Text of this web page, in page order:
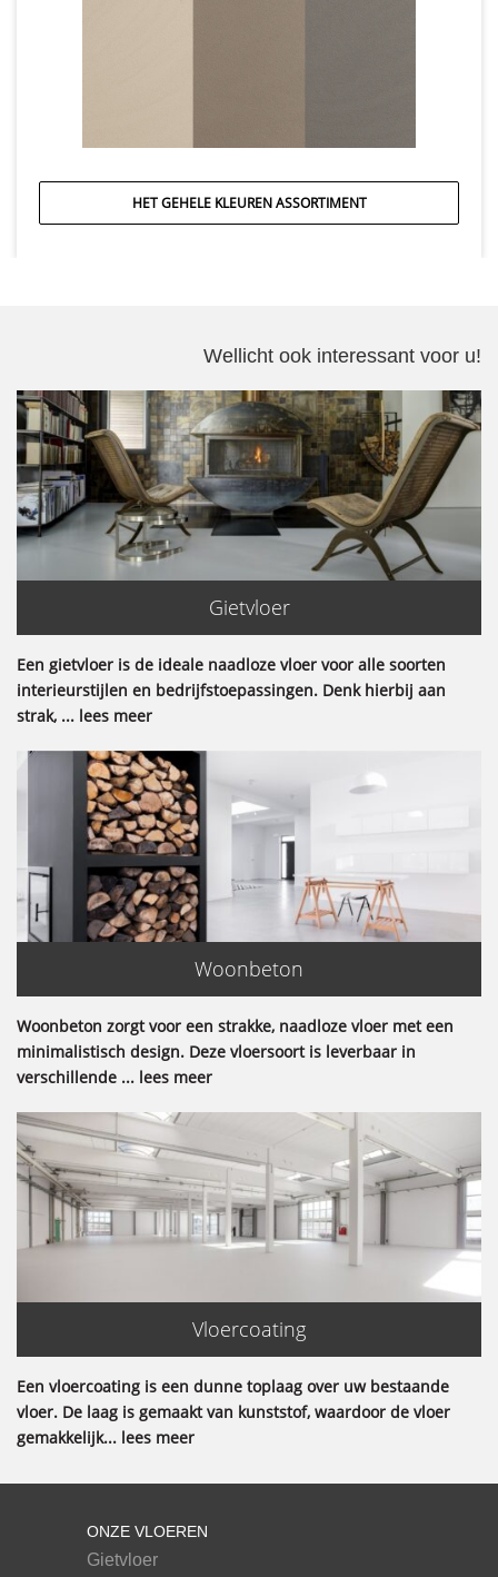
HET GEHELE KLEUREN ASSORTIMENT
Wellicht ook interessant voor u!
Gietvloer
Een gietvloer is de ideale naadloze vloer voor alle soorten
interieurstijlen en bedrijfstoepassingen. Denk hierbij aan
strak, ... lees meer
Woonbeton
Woonbeton zorgt voor een strakke, naadloze vloer met een
minimalistisch design. Deze vloersoort is leverbaar in
verschillende ... lees meer
Vloercoating
Een vloercoating is een dunne toplaag over uw bestaande
vloer. De laag is gemaakt van kunststof, waardoor de vloer
gemakkelijk... lees meer
ONZE VLOEREN
Gietvloer